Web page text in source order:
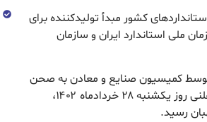
استانداردهای کشور مبدأ تولیدکننده برای
ملی استاندارد ایران و سازمان
کمیسیون صنایع و معادن به صحن
علنی تقدیم شده بود پس از تصویب در جلسه علنی روز یکشنبه ۲۸ خردادماه ۱۴۰۲،